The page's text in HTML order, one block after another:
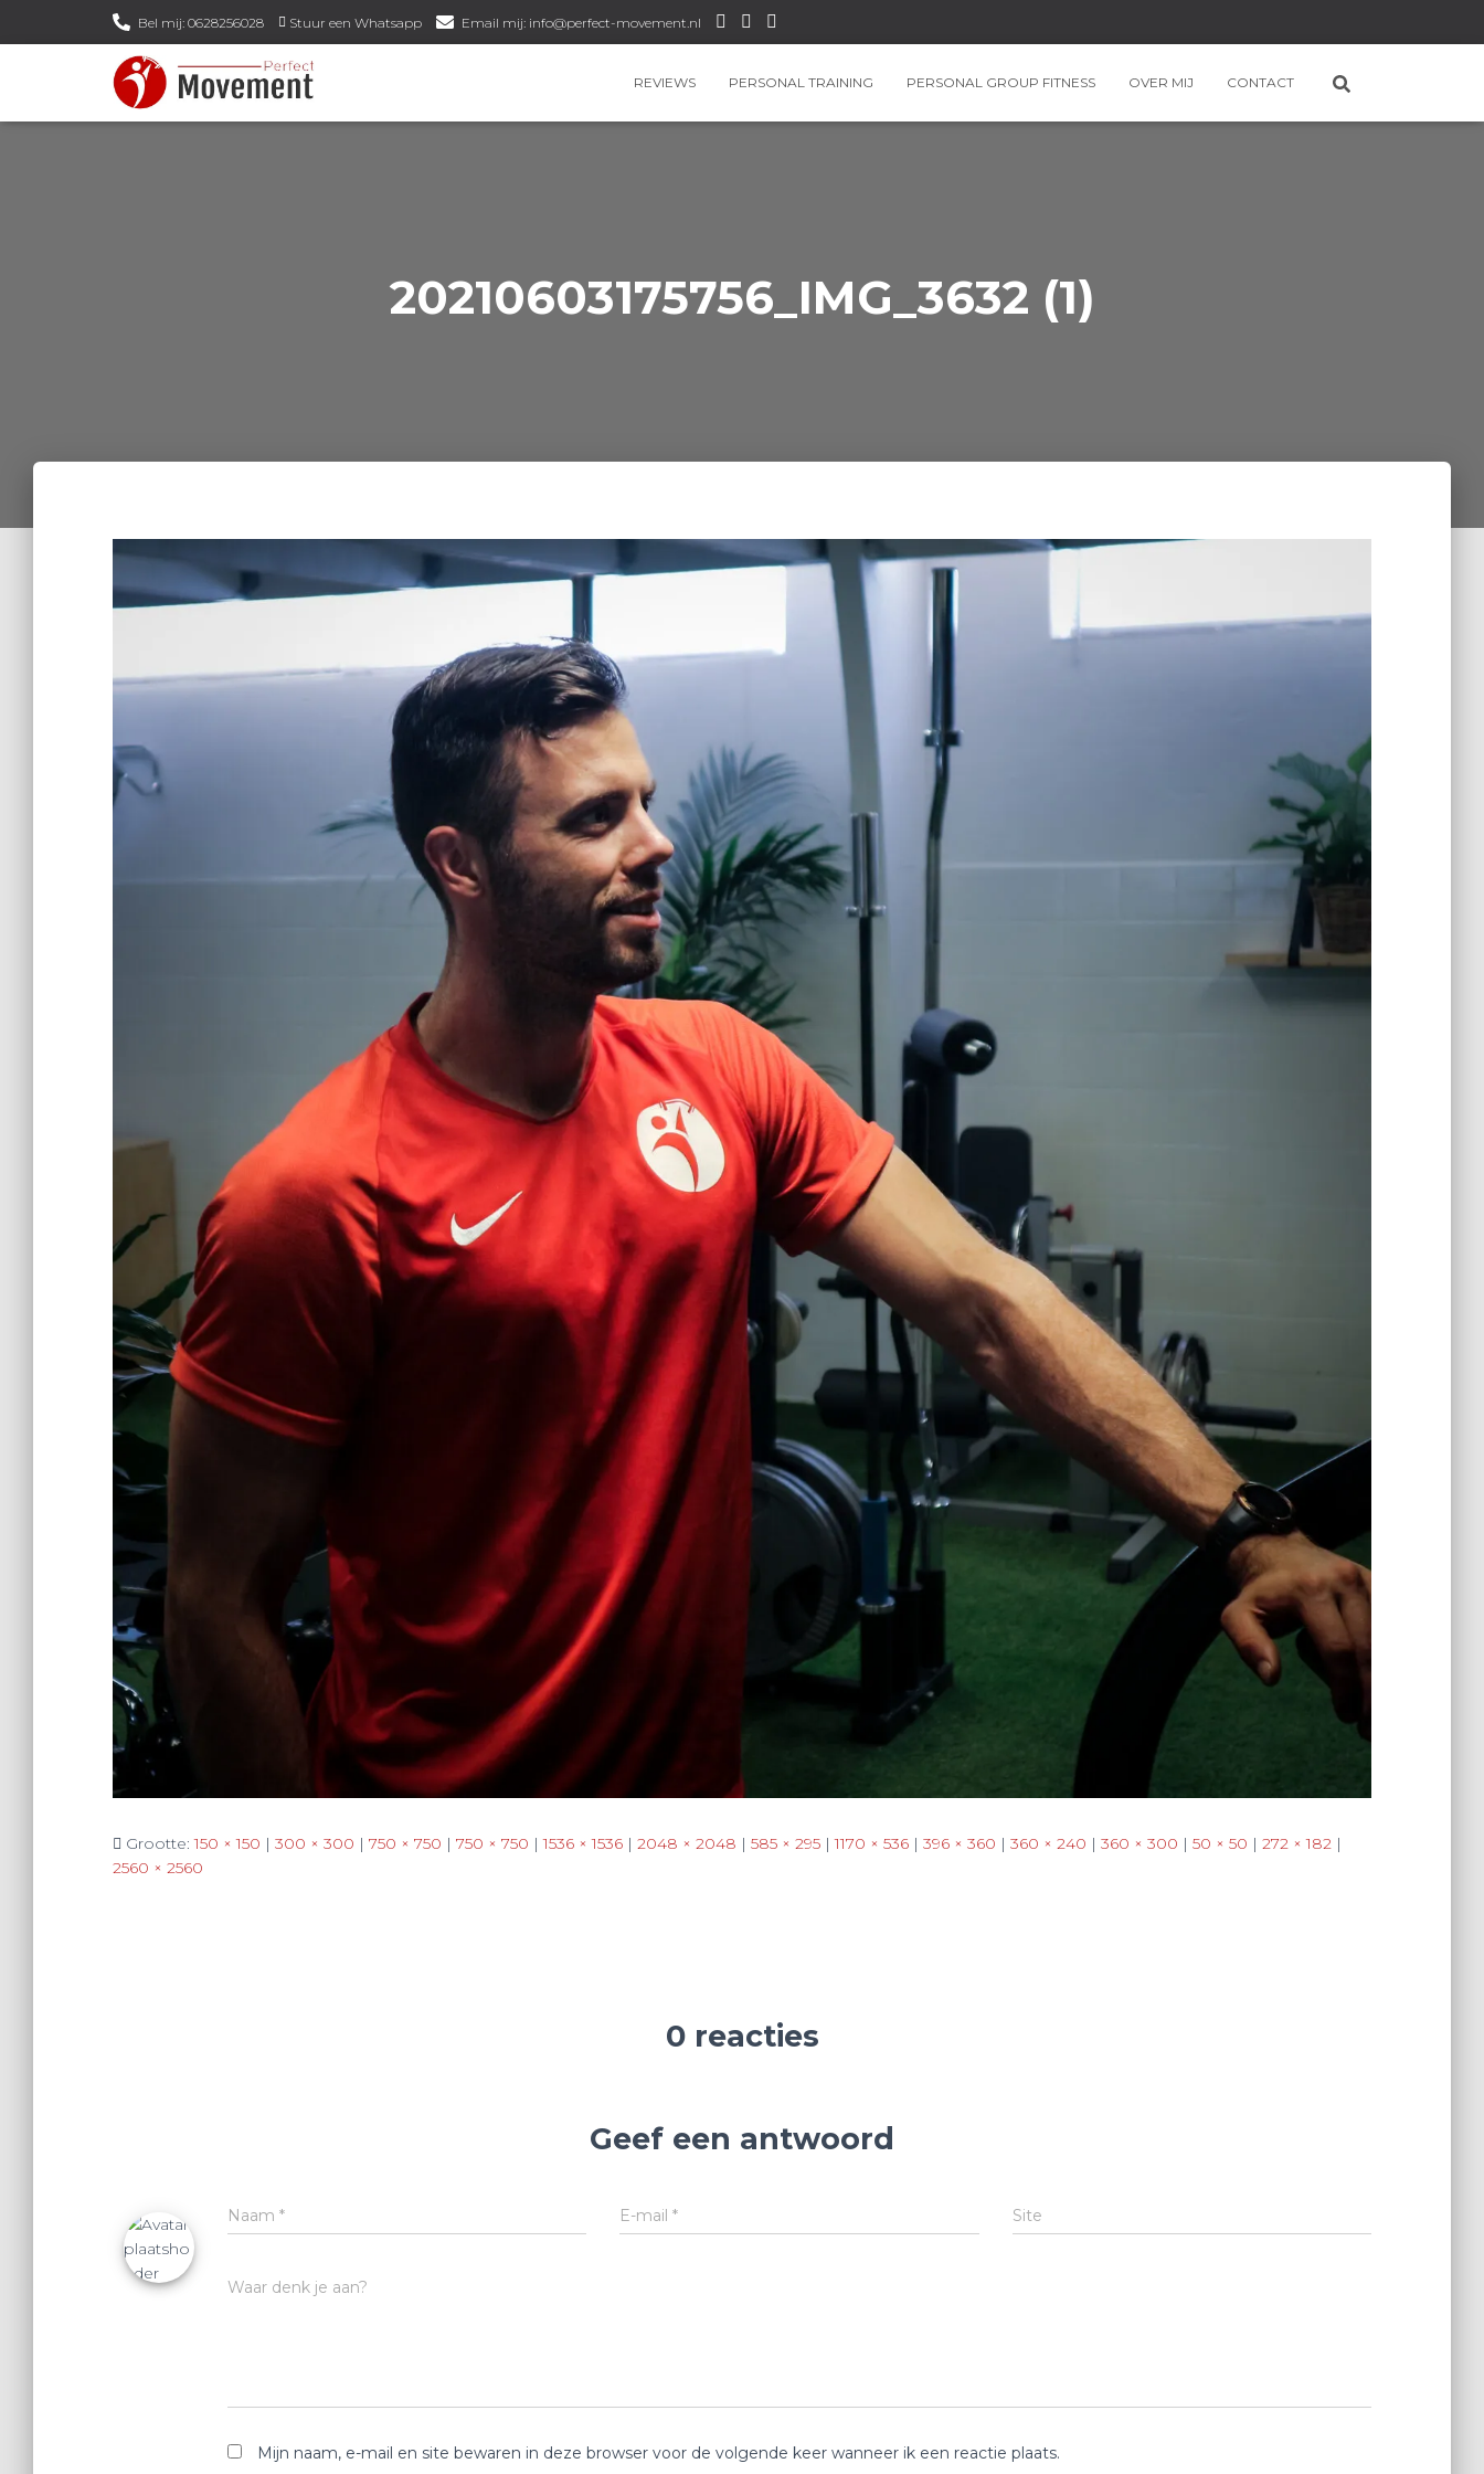
Bel mij: 0628256028 Stuur een Whatsapp Email mij: info@perfect-movement.nl
REVIEWS PERSONAL TRAINING PERSONAL GROUP FITNESS OVER MIJ CONTACT
20210603175756_IMG_3632 (1)
Grootte:150 × 150 | 300 × 300 | 750 × 750 | 750 × 750 | 1536 × 1536 | 2048 × 2048 | 585 × 295 | 1170 × 536 | 396 × 360 | 360 × 240 | 360 × 300 | 50 × 50 | 272 × 182 |
2560 × 2560
0 reacties
Geef een antwoord
Naam * E-mail* Site
Waar denk je aan?
Mijn naam, e-mail en site bewaren in deze browser voor de volgende keer wanneer ik een reactie plaats.